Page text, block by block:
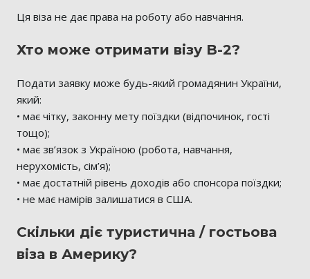
Ця віза не дає права на роботу або навчання.
Хто може отримати візу B-2?
Подати заявку може будь-який громадянин України,
який:
• має чітку, законну мету поїздки (відпочинок, гості
тощо);
• має зв’язок з Україною (робота, навчання,
нерухомість, сім’я);
• має достатній рівень доходів або спонсора поїздки;
• не має намірів залишатися в США.
Скільки діє туристична / гостьова
віза в Америку?